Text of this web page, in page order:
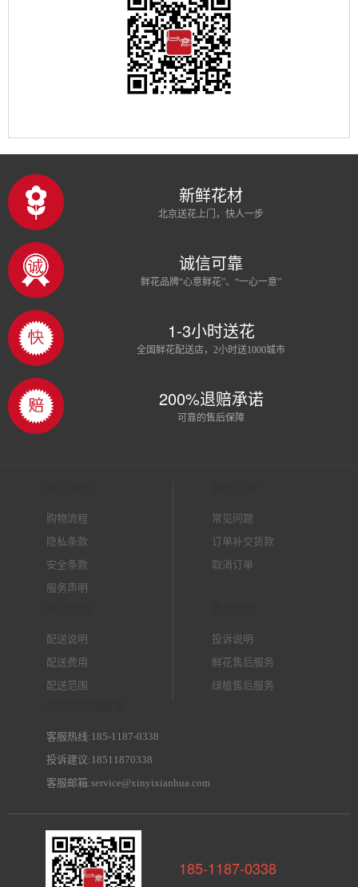
新鲜花材
北京送花上门，快人一步
诚信可靠
鲜花品牌“心意鲜花”、“一心一意”
1-3小时送花
全国鲜花配送店，2小时送1000城市
200%退赔承诺
可靠的售后保障
购物流程
隐私条款
安全条款
服务声明
常见问题
订单补交货款
取消订单
配送说明
配送费用
配送范围
投诉说明
鲜花售后服务
绿植售后服务
客服热线:185-1187-0338
投诉建议:18511870338
客服邮箱:service@xinyixianhua.com
185-1187-0338